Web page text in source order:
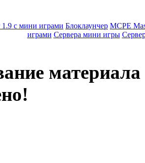
с мини играми Блоклаунчер MCPE
играми Сервера мини игры
материала